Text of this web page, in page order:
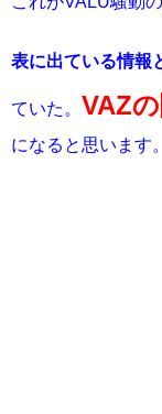
表に出ている情報
ていた。 VAZ
になると思います。